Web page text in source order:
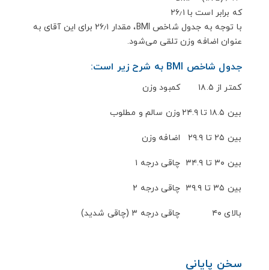
که برابر است با ۲۶٫۱
با توجه به جدول شاخص BMI، مقدار ۲۶٫۱ برای این آقای به
عنوان اضافه وزن تلقی می‌شود.
جدول شاخص BMI به شرح زیر است:
کمتر از ۱۸.۵ کمبود وزن
بین ۱۸.۵ تا ۲۴.۹ وزن سالم و مطلوب
بین ۲۵ تا ۲۹.۹ اضافه وزن
بین ۳۰ تا ۳۴.۹ چاقی درجه ۱
بین ۳۵ تا ۳۹.۹ چاقی درجه ۲
بالای ۴۰ چاقی درجه ۳ (چاقی شدید)
سخن پایانی